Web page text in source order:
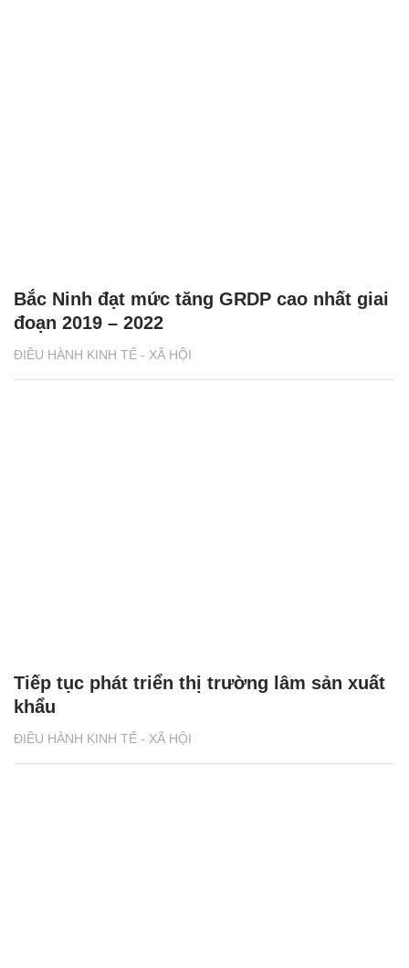
ĐIỀU HÀNH KINH TẾ - XÃ HỘI
Bắc Ninh đạt mức tăng GRDP cao nhất giai
đoạn 2019 – 2022
ĐIỀU HÀNH KINH TẾ - XÃ HỘI
Tiếp tục phát triển thị trường lâm sản xuất
khẩu